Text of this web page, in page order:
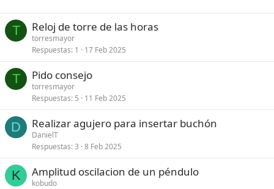
T Reloj de torre de las horas
torresmayor
Respuestas 1 17 Feb 2025
T Pido consejo
torresmayor
Respuestas 5 11 Feb 2025
D Realizar agujero para insertar buchón
DanielT
Respuestas 3 8 Feb 2025
K Amplitud oscilacion de un péndulo
kobudo